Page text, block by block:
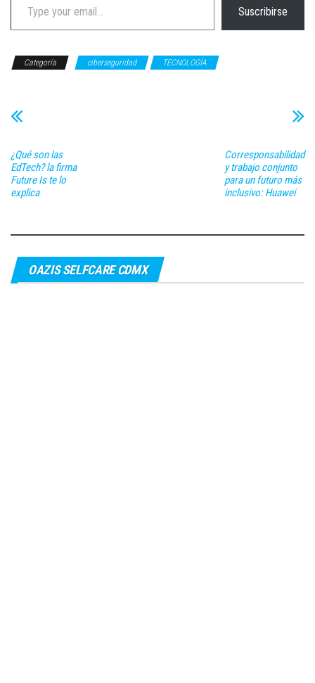
Suscribirse
Categoría ciberseguridad TECNOLOGÍA
¿Qué son las
EdTech? la firma
Future Is te lo
explica
Corresponsabilidad
y trabajo conjunto
para un futuro más
inclusivo: Huawei
OAZIS SELFCARE CDMX